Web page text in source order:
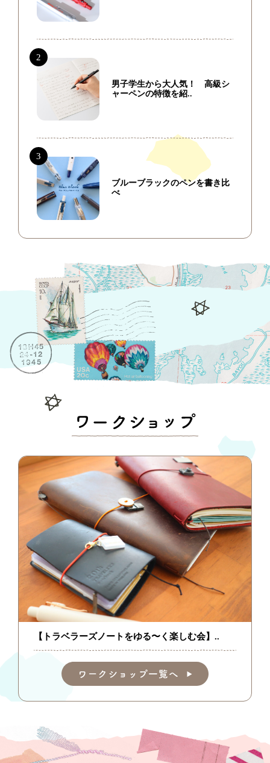
男子学生から大人気！ 高級シ
ャーペンの特徴を紹..
ブルーブラックのペンを書き比
べ
【トラベラーズノートをゆる〜く楽しむ会】..